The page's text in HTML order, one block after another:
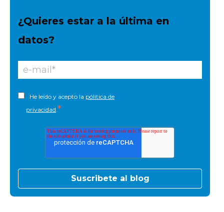
¿Quieres estar a la última en
datos?
He leído y acepto la pólitica de
privacidad *